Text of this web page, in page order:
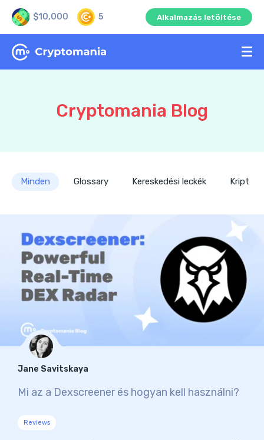
$10,000 5 Alkalmazás letöltése
Cryptomania Blog
Minden Glossary Kereskedési leckék
Jane Savitskaya
Mi az a Dexscreener és hogyan kell használni?
Reviews